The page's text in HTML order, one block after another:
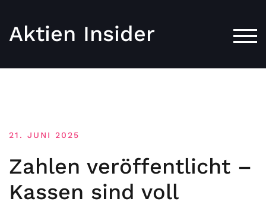
Aktien Insider
21. JUNI 2025
Zahlen veröffentlicht –
Kassen sind voll